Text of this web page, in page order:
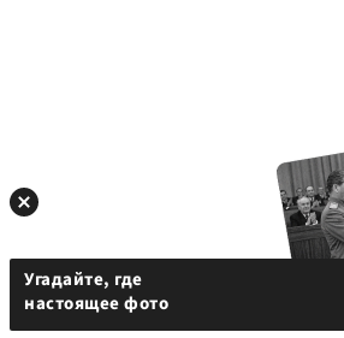
Угадайте, где
настоящее фото